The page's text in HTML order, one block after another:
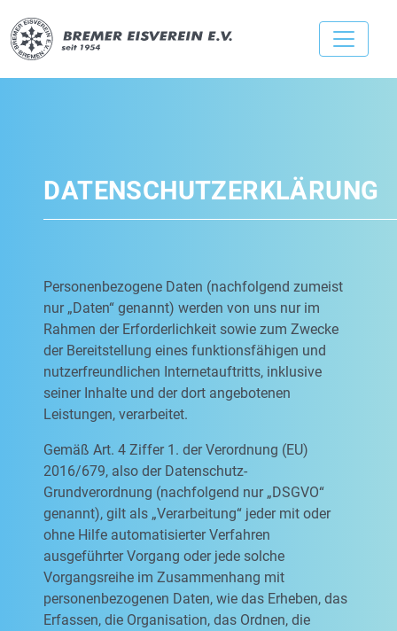
DATENSCHUTZERKLÄRUNG
Personenbezogene Daten (nachfolgend zumeist
nur „Daten“ genannt) werden von uns nur im
Rahmen der Erforderlichkeit sowie zum Zwecke
der Bereitstellung eines funktionsfähigen und
nutzerfreundlichen Internetauftritts, inklusive
seiner Inhalte und der dort angebotenen
Leistungen, verarbeitet.
Gemäß Art. 4 Ziffer 1. der Verordnung (EU)
2016/679, also der Datenschutz-
Grundverordnung (nachfolgend nur „DSGVO“
genannt), gilt als „Verarbeitung“ jeder mit oder
ohne Hilfe automatisierter Verfahren
ausgeführter Vorgang oder jede solche
Vorgangsreihe im Zusammenhang mit
personenbezogenen Daten, wie das Erheben, das
Erfassen, die Organisation, das Ordnen, die